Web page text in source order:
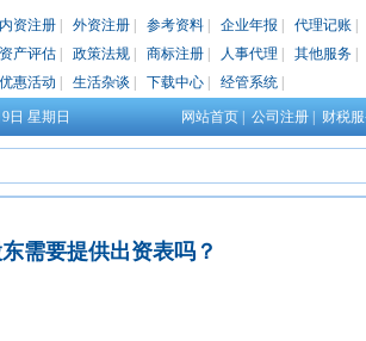
内资注册 外资注册 参考资料 企业年报 代理记账
资产评估
政策法规 商标注册 人事代理 其他服务
优惠活动
生活杂谈 下载中心 经管系统
日 星期日 网站首页 公司注册 财税
需要提供出资表吗？